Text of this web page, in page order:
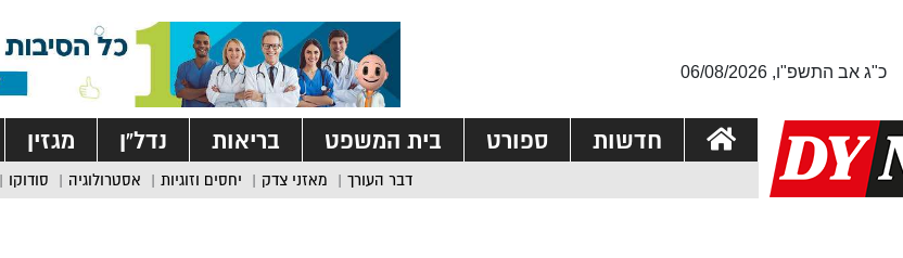
כ"ג אב התשפ"ו, 06/08/2026
חדשות ספורט בית המשפט בריאות נדל”ן מגזין
דבר העורך מאזני צדק יחסים וזוגיות אסטרולוגיה סודוקו